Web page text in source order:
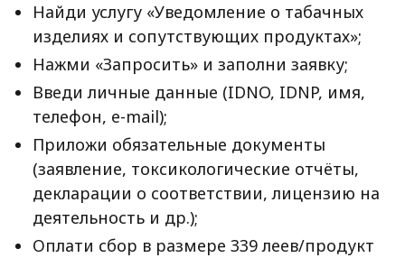
Найди услугу «Уведомление о табачных
изделиях и сопутствующих продуктах»;
Нажми «Запросить» и заполни заявку;
Введи личные данные (IDNO, IDNP, имя,
телефон, e-mail);
Приложи обязательные документы
(заявление, токсикологические отчёты,
декларации о соответствии, лицензию на
деятельность и др.);
Оплати сбор в размере 339 леев/продукт